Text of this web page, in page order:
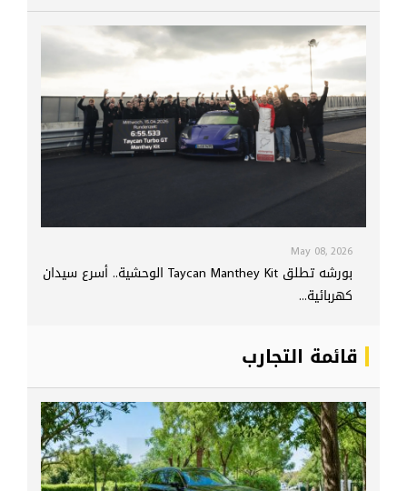
May 08, 2026
بورشه تطلق Taycan Manthey Kit الوحشية.. أسرع سيدان
كهربائية...
قائمة التجارب